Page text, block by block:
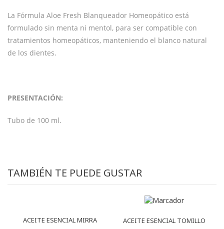
La Fórmula Aloe Fresh Blanqueador Homeopático está
formulado sin menta ni mentol, para ser compatible con
tratamientos homeopáticos, manteniendo el blanco natural
de los dientes.
PRESENTACIÓN:
Tubo de 100 ml.
TAMBIÉN TE PUEDE GUSTAR
ACEITE ESENCIAL MIRRA ACEITE ESENCIAL TOMILLO